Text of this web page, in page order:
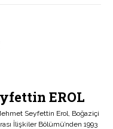
EROL
Seyfettin Erol, Boğaziçi
İlişkiler Bölümü’nden 1993